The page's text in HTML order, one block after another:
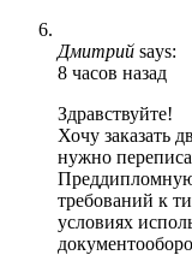
Дмитрий says:
8 часов назад
Здравствуйте!
Хочу заказать
нужно
требований к
условиях